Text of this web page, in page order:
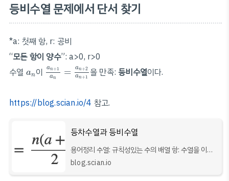
등비수열 문제에서 단서 찾기
*a: 첫째 항, r: 공비
“모든 항이 양수”: a>0, r>0
수열 an
an이 an+1
an
= an+2
an+1
an+ n=a n+ 2an +1
을 만족: 등비수열이다.
https://blog.scian.io/4 참고.
등차수열과 등비수열
용어정리 수열: 규칙성있는 수의 배열 항: 수열을 이루
고 있는 각 수 일반항: 수열을 a1, a2, an 이라고 할 때,
blog.scian.io